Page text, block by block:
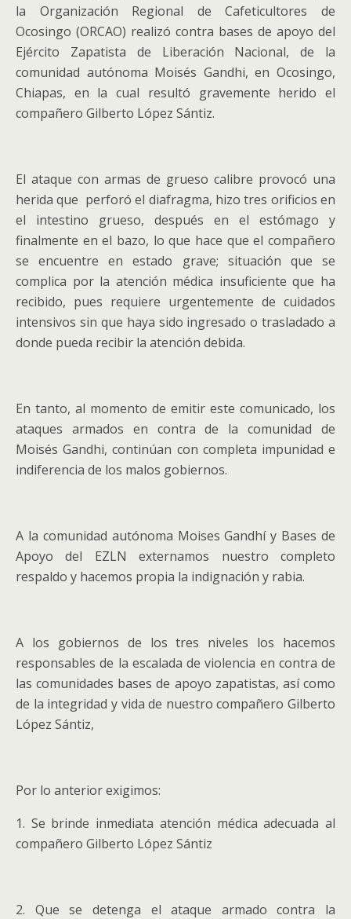
la Organización Regional de Cafeticultores de
Ocosingo (ORCAO) realizó contra bases de apoyo del
Ejército Zapatista de Liberación Nacional, de la
comunidad autónoma Moisés Gandhi, en Ocosingo,
Chiapas, en la cual resultó gravemente herido el
compañero Gilberto López Sántiz.
El ataque con armas de grueso calibre provocó una
herida que perforó el diafragma, hizo tres orificios en
el intestino grueso, después en el estómago y
finalmente en el bazo, lo que hace que el compañero
se encuentre en estado grave; situación que se
complica por la atención médica insuficiente que ha
recibido, pues requiere urgentemente de cuidados
intensivos sin que haya sido ingresado o trasladado a
donde pueda recibir la atención debida.
En tanto, al momento de emitir este comunicado, los
ataques armados en contra de la comunidad de
Moisés Gandhi, continúan con completa impunidad e
indiferencia de los malos gobiernos.
A la comunidad autónoma Moises Gandhí y Bases de
Apoyo del EZLN externamos nuestro completo
respaldo y hacemos propia la indignación y rabia.
A los gobiernos de los tres niveles los hacemos
responsables de la escalada de violencia en contra de
las comunidades bases de apoyo zapatistas, así como
de la integridad y vida de nuestro compañero Gilberto
López Sántiz,
Por lo anterior exigimos:
1. Se brinde inmediata atención médica adecuada al
compañero Gilberto López Sántiz
2. Que se detenga el ataque armado contra la